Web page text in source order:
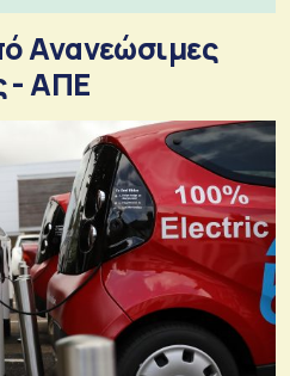
Ανανεώσιμες
- ΑΠΕ